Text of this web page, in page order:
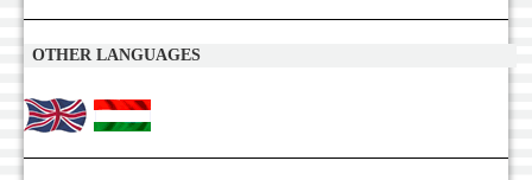
OTHER LANGUAGES